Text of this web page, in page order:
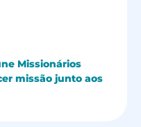
Missionários
missão junto aos